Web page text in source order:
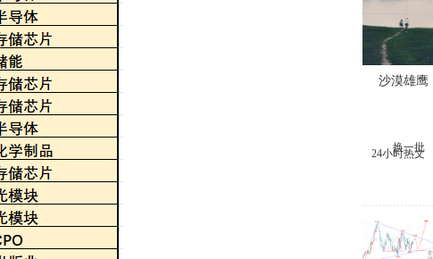
沙漠雄鹰
24小时热文
换一批